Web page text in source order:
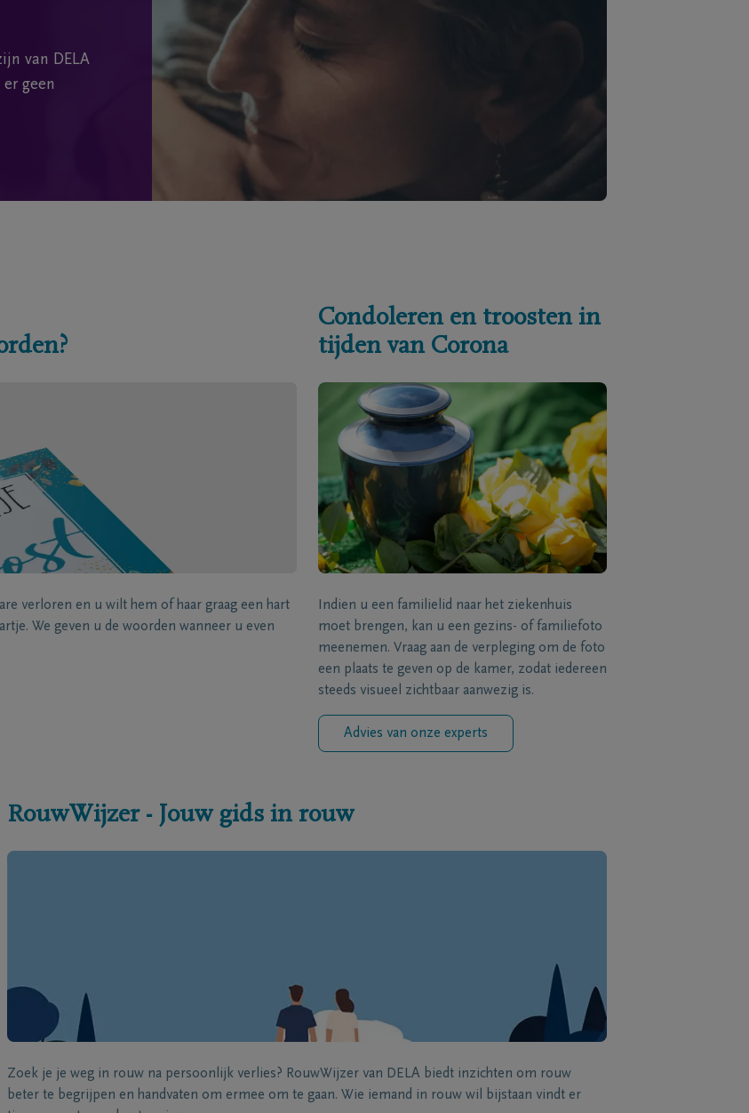
van DELA
geen
verloren en u wilt hem of haar graag een hart
We geven u de woorden wanneer u even
Condoleren en troosten in
tijden van Corona
Indien u een familielid naar het ziekenhuis
moet brengen, kan u een gezins- of familiefoto
meenemen. Vraag aan de verpleging om de foto
een plaats te geven op de kamer, zodat iedereen
steeds visueel zichtbaar aanwezig is.
Advies van onze experts
RouwWijzer - Jouw gids in rouw
Zoek je je weg in rouw na persoonlijk verlies? RouwWijzer van DELA biedt inzichten om rouw
beter te begrijpen en handvaten om ermee om te gaan. Wie iemand in rouw wil bijstaan vindt er